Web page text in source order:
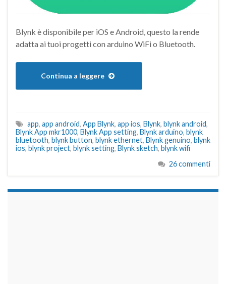
Blynk è disponibile per iOS e Android, questo la rende
adatta ai tuoi progetti con arduino WiFi o Bluetooth.
Continua a leggere
app, app android, App Blynk, app ios, Blynk, blynk android,
Blynk App mkr1000, Blynk App setting, Blynk arduino, blynk
bluetooth, blynk button, blynk ethernet, Blynk genuino, blynk
ios, blynk project, blynk setting, Blynk sketch, blynk wifi
26 commenti